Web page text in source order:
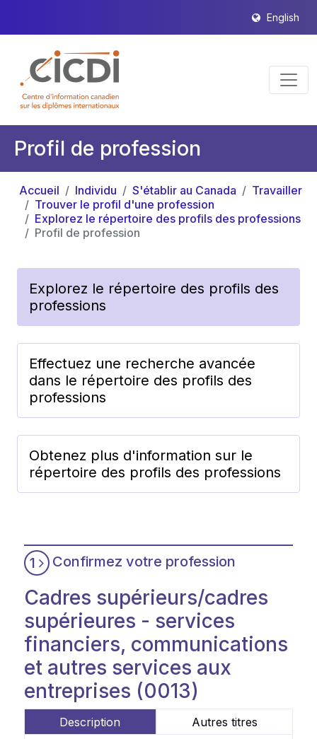
English
Profil de profession
Accueil Individu S'établir au Canada
Travailler
Trouver le profil d'une profession
Explorez le répertoire des profils des professions
Profil de profession
Explorez le répertoire des profils des
professions
Effectuez une recherche avancée
dans le répertoire des profils des
professions
Obtenez plus d'information sur le
répertoire des profils des professions
1 Confirmez votre profession
Cadres supérieurs/cadres
supérieures - services
financiers, communications
et autres services aux
entreprises (0013)
Description
Autres titres